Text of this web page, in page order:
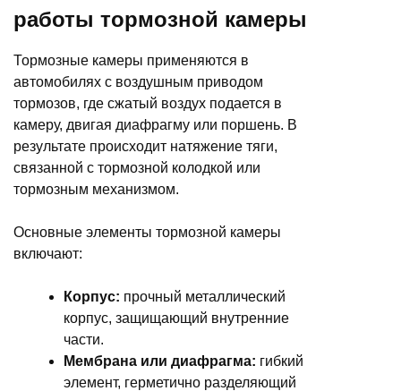
работы тормозной камеры
Тормозные камеры применяются в
автомобилях с воздушным приводом
тормозов, где сжатый воздух подается в
камеру, двигая диафрагму или поршень. В
результате происходит натяжение тяги,
связанной с тормозной колодкой или
тормозным механизмом.
Основные элементы тормозной камеры
включают:
Корпус: прочный металлический
корпус, защищающий внутренние
части.
Мембрана или диафрагма: гибкий
элемент, герметично разделяющий